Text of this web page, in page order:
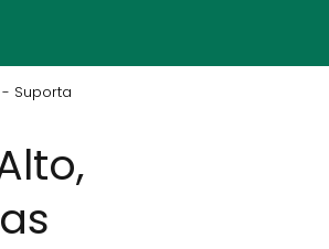
Suporta